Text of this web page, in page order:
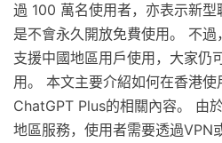
過 100 萬名使用者，亦表示新
是不會永久開放免費使用。 不
支援中國地區用戶使用，大家仍
用。 本文主要介紹如何在香港
ChatGPT Plus的相關內容。 由
地區服務，使用者需要透過VPN